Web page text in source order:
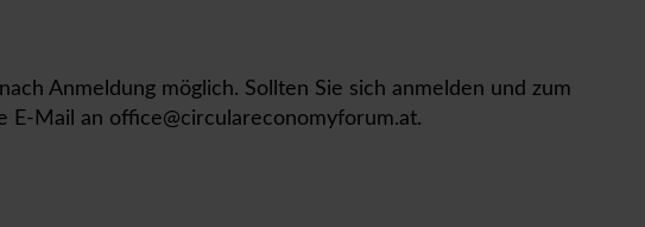
Anmeldung möglich. Sollten Sie sich anmelden und zum
E-Mail an office@circulareconomyforum.at.